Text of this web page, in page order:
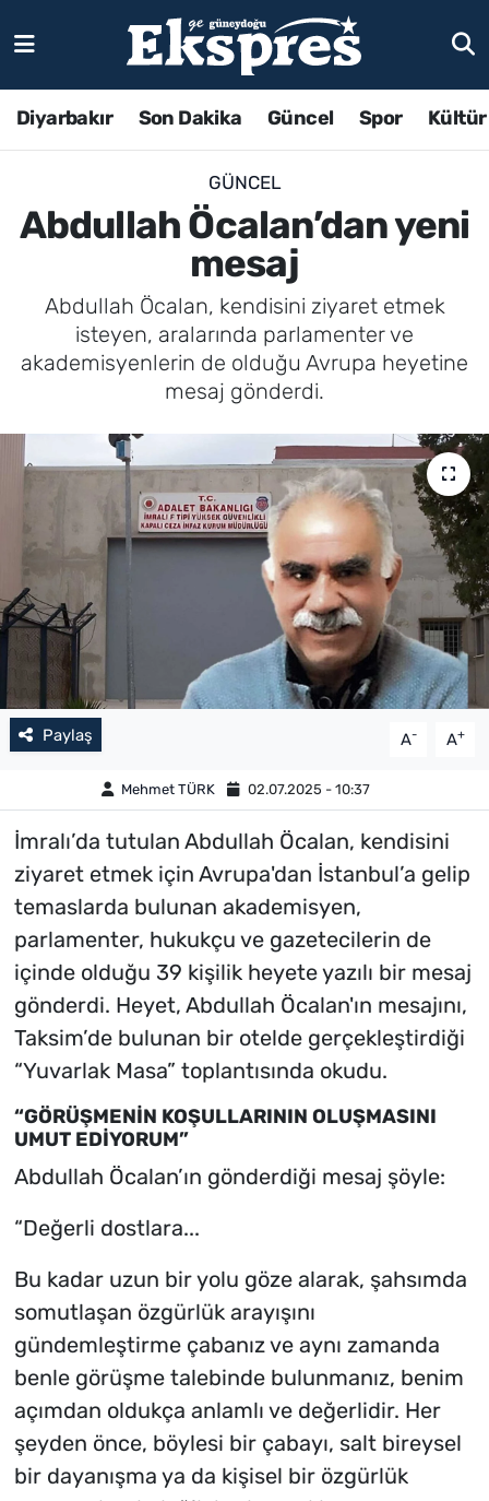
Diyarbakır Son Dakika Güncel Spor
GÜNCEL
Abdullah Öcalan’dan yeni
mesaj
Abdullah Öcalan, kendisini ziyaret etmek
isteyen, aralarında parlamenter ve
akademisyenlerin de olduğu Avrupa heyetine
mesaj gönderdi.
Paylaş A- A+
Mehmet TÜRK 02.07.2025 - 10:37
İmralı’da tutulan Abdullah Öcalan, kendisini
ziyaret etmek için Avrupa'dan İstanbul’a gelip
temaslarda bulunan akademisyen,
parlamenter, hukukçu ve gazetecilerin de
içinde olduğu 39 kişilik heyete yazılı bir mesaj
gönderdi. Heyet, Abdullah Öcalan'ın mesajını,
Taksim’de bulunan bir otelde gerçekleştirdiği
“Yuvarlak Masa” toplantısında okudu.
“GÖRÜŞMENİN KOŞULLARININ OLUŞMASINI
UMUT EDİYORUM”
Abdullah Öcalan’ın gönderdiği mesaj şöyle:
“Değerli dostlara...
Bu kadar uzun bir yolu göze alarak, şahsımda
somutlaşan özgürlük arayışını
gündemleştirme çabanız ve aynı zamanda
benle görüşme talebinde bulunmanız, benim
açımdan oldukça anlamlı ve değerlidir. Her
şeyden önce, böylesi bir çabayı, salt bireysel
bir dayanışma ya da kişisel bir özgürlük